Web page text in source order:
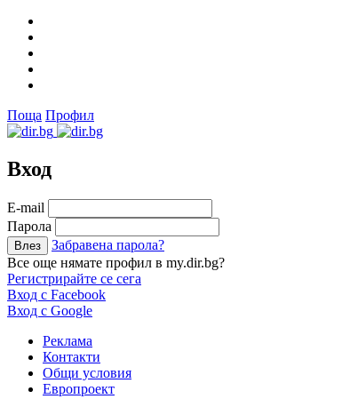
Поща Профил
Вход
Е-mail
Парола
Забравена парола?
Все още нямате профил в my.dir.bg?
Регистрирайте се сега
Вход с Facebook
Вход с Google
Реклама
Контакти
Общи условия
Европроект